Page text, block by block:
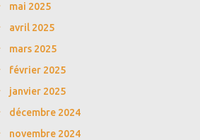
mai 2025
avril 2025
mars 2025
février 2025
janvier 2025
décembre 2024
novembre 2024